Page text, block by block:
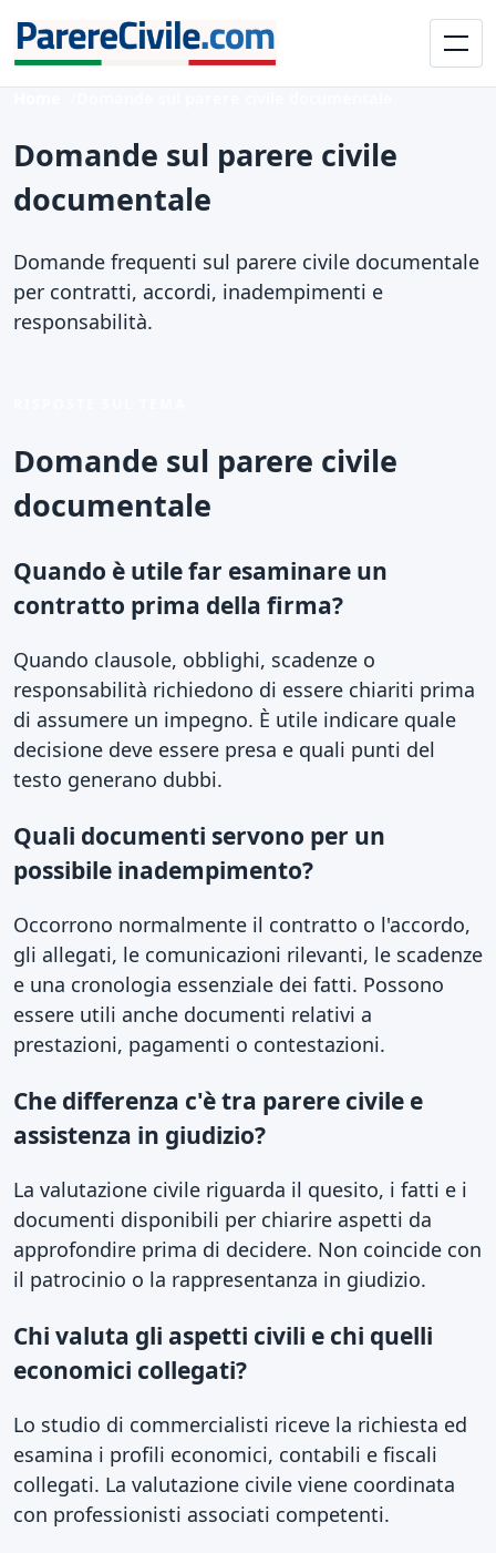
Domande sul parere civile
documentale
Domande frequenti sul parere civile documentale
per contratti, accordi, inadempimenti e
responsabilità.
Domande sul parere civile
documentale
Quando è utile far esaminare un
contratto prima della firma?
Quando clausole, obblighi, scadenze o
responsabilità richiedono di essere chiariti prima
di assumere un impegno. È utile indicare quale
decisione deve essere presa e quali punti del
testo generano dubbi.
Quali documenti servono per un
possibile inadempimento?
Occorrono normalmente il contratto o l'accordo,
gli allegati, le comunicazioni rilevanti, le scadenze
e una cronologia essenziale dei fatti. Possono
essere utili anche documenti relativi a
prestazioni, pagamenti o contestazioni.
Che differenza c'è tra parere civile e
assistenza in giudizio?
La valutazione civile riguarda il quesito, i fatti e i
documenti disponibili per chiarire aspetti da
approfondire prima di decidere. Non coincide con
il patrocinio o la rappresentanza in giudizio.
Chi valuta gli aspetti civili e chi quelli
economici collegati?
Lo studio di commercialisti riceve la richiesta ed
esamina i profili economici, contabili e fiscali
collegati. La valutazione civile viene coordinata
con professionisti associati competenti.